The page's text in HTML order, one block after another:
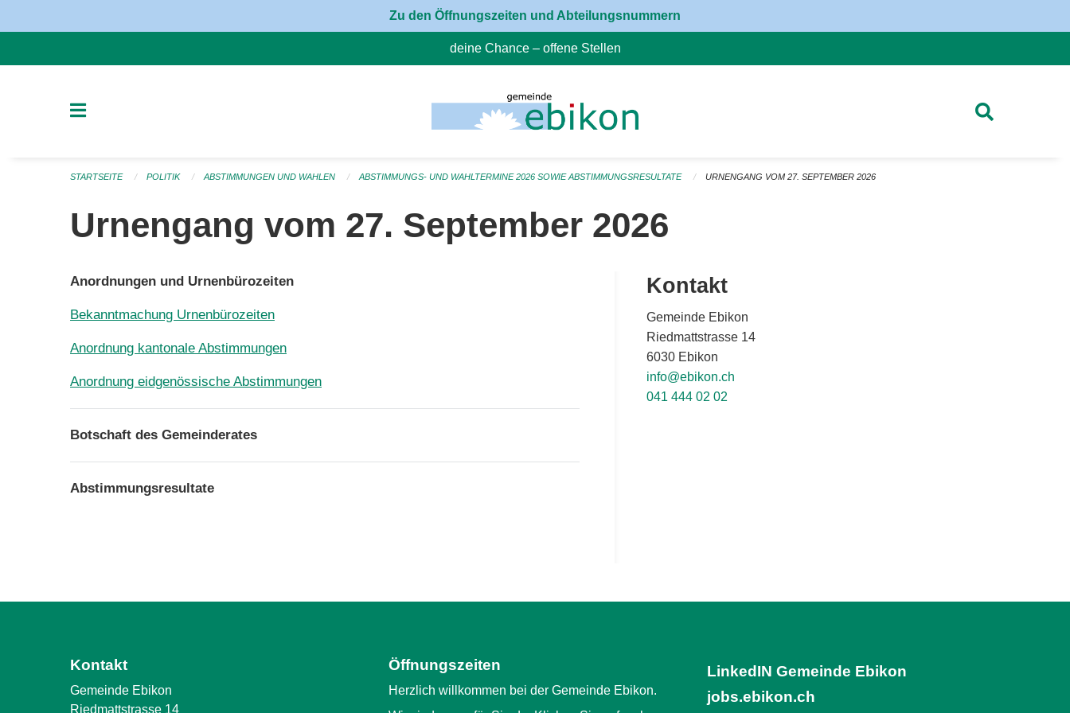
Zu den Öffnungszeiten und Abteilungsnummern
deine Chance – offene Stellen
STARTSEITE POLITIK ABSTIMMUNGEN UND WAHLEN ABSTIMMUNGS- UND WAHLTERMINE 2026 SOWIE ABSTIMMUNGSRESULTATE URNENGANG VOM 27. SEPTEMBER 2026
Urnengang vom 27. September 2026
Anordnungen und Urnenbürozeiten
Bekanntmachung Urnenbürozeiten
Anordnung kantonale Abstimmungen
Anordnung eidgenössische Abstimmungen
Botschaft des Gemeinderates
Abstimmungsresultate
Kontakt
Gemeinde Ebikon
Riedmattstrasse 14
6030 Ebikon
info@ebikon.ch
041 444 02 02
Kontakt
Gemeinde Ebikon
Riedmattstrasse 14
Öffnungszeiten
Herzlich willkommen bei der Gemeinde Ebikon.
LinkedIN Gemeinde Ebikon
jobs.ebikon.ch